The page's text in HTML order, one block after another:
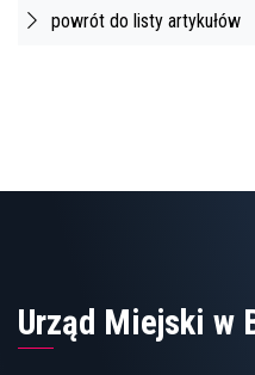
powrót do listy artykułów
Urząd Miejski w